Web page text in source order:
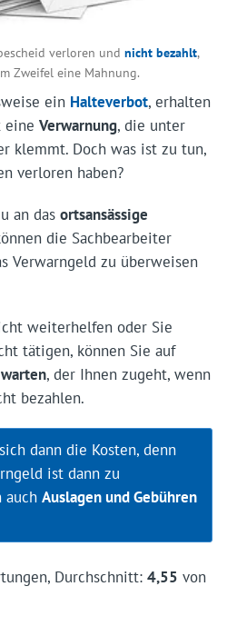
verloren undnicht bezahlt,
Zweifel eine Mahnung.
ein Halteverbot, erhalten
eine Verwarnung, die unter
klemmt. Doch was ist zu tun,
verloren haben?
an das ortsansässige
die Sachbearbeiter
Verwarngeld zu überweisen
weiterhelfen oder Sie
tätigen, können Sie auf
, der Ihnen zugeht, wenn
bezahlen.
dann die Kosten, denn
ist dann zu
auch Auslagen und Gebühren
Durchschnitt: 4,55 von